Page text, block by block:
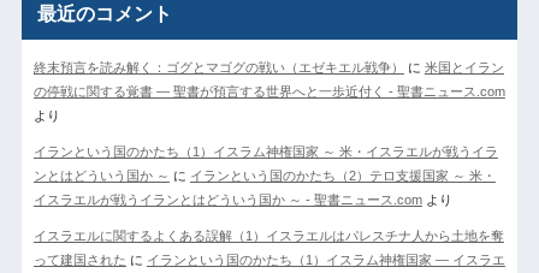
最近のコメント
終末預言を読み解く：ゴグとマゴグの戦い（エゼキエル戦争） に 米国とイラン
の停戦に関する覚書 ― 聖書が預言する世界へと一歩近付く - 聖書ニュース.com
より
イランという国のかたち（1）イスラム神権国家 ～ 米・イスラエルが戦うイラ
ンとはどういう国か ～ に イランという国のかたち（2）テロ支援国家 ～ 米・
イスラエルが戦うイランとはどういう国か ～ - 聖書ニュース.comより
イスラエルに関するよくある誤解（1）イスラエルはパレスチナ人から土地を奪
って建国された に イランという国のかたち（1）イスラム神権国家 ― イスラエ